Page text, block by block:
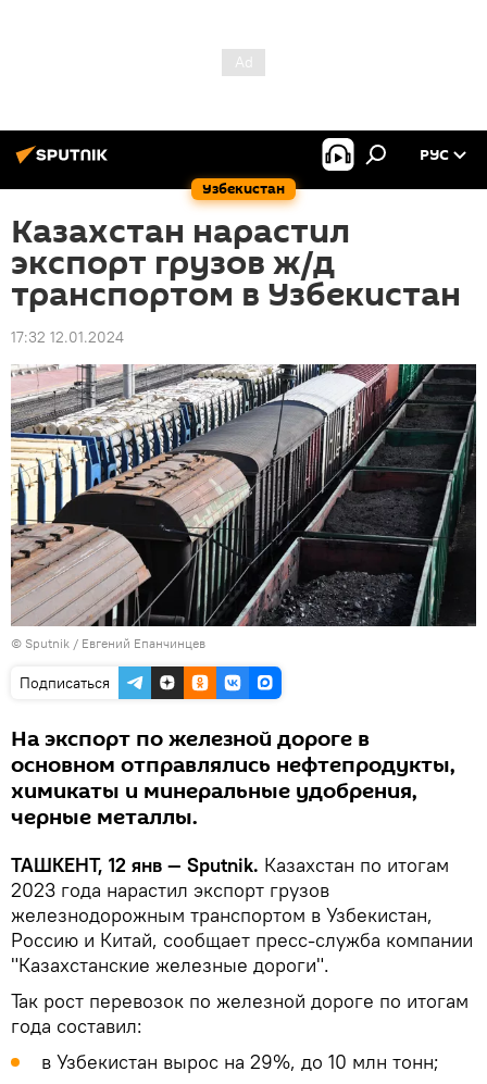
Узбекистан
РУС
Казахстан нарастил
экспорт грузов ж/д
транспортом в Узбекистан
17:32 12.01.2024
© Sputnik / Евгений Епанчинцев
Подписаться
На экспорт по железной дороге в
основном отправлялись нефтепродукты,
химикаты и минеральные удобрения,
черные металлы.
ТАШКЕНТ, 12 янв — Sputnik. Казахстан по итогам
2023 года нарастил экспорт грузов
железнодорожным транспортом в Узбекистан,
Россию и Китай, сообщает пресс-служба компании
"Казахстанские железные дороги".
Так рост перевозок по железной дороге по итогам
года составил:
в Узбекистан вырос на 29%, до 10 млн тонн;